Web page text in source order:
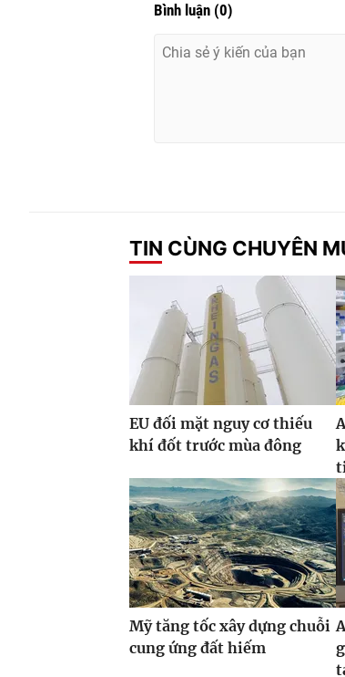
Bình luận (0)
TIN CÙNG CHUYÊN
EU đối mặt nguy cơ thiếu
khí đốt trước mùa đông
Mỹ tăng tốc xây dựng chuỗi
cung ứng đất hiếm